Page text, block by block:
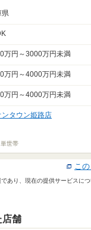
県
万円～3000万円未満
万円～4000万円未満
万円～4000万円未満
ンタウン姫路店
単世帯
こ
あり、現在の提供サービスに
店舗